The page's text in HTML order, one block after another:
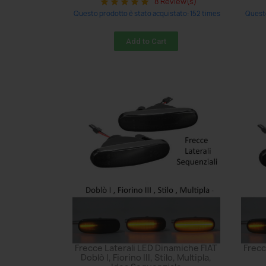
star star star star star
Questo prodotto è stato acquistato: 152 times
Add to Cart
Frecce Laterali LED Dinamiche FIAT
Doblò I, Fiorino III, Stilo, Multipla,